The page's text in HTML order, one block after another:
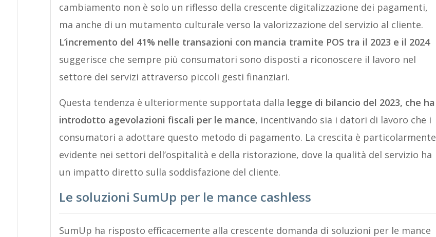
cambiamento non è solo un riflesso della crescente digitalizzazione dei pagamenti,
ma anche di un mutamento culturale verso la valorizzazione del servizio al cliente.
L’incremento del 41% nelle transazioni con mancia tramite POS tra il 2023 e il 2024
suggerisce che sempre più consumatori sono disposti a riconoscere il lavoro nel
settore dei servizi attraverso piccoli gesti finanziari.
Questa tendenza è ulteriormente supportata dalla legge di bilancio del 2023, che ha
introdotto agevolazioni fiscali per le mance, incentivando sia i datori di lavoro che i
consumatori a adottare questo metodo di pagamento. La crescita è particolarmente
evidente nei settori dell’ospitalità e della ristorazione, dove la qualità del servizio ha
un impatto diretto sulla soddisfazione del cliente.
Le soluzioni SumUp per le mance cashless
SumUp ha risposto efficacemente alla crescente domanda di soluzioni per le mance